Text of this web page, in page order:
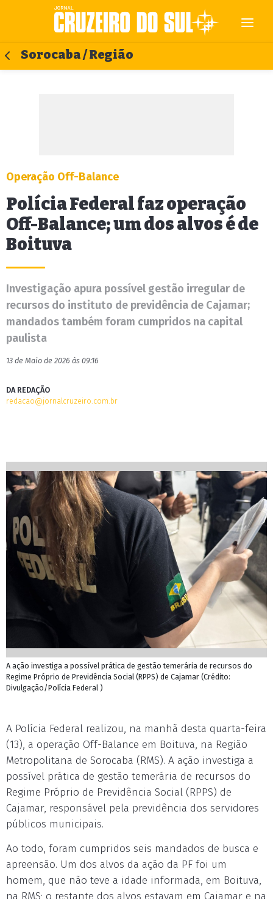
Sorocaba / Região
Operação Off-Balance
Polícia Federal faz operação
Off-Balance; um dos alvos é de
Boituva
Investigação apura possível gestão irregular de
recursos do instituto de previdência de Cajamar;
mandados também foram cumpridos na capital
paulista
13 de Maio de 2026 às 09:16
DA REDAÇÃO
redacao@jornalcruzeiro.com.br
A ação investiga a possível prática de gestão temerária de recursos do
Regime Próprio de Previdência Social (RPPS) de Cajamar (Crédito:
Divulgação/Polícia Federal )
A Polícia Federal realizou, na manhã desta quarta-feira
(13), a operação Off-Balance em Boituva, na Região
Metropolitana de Sorocaba (RMS). A ação investiga a
possível prática de gestão temerária de recursos do
Regime Próprio de Previdência Social (RPPS) de
Cajamar, responsável pela previdência dos servidores
públicos municipais.
Ao todo, foram cumpridos seis mandados de busca e
apreensão. Um dos alvos da ação da PF foi um
homem, que não teve a idade informada, em Boituva,
na RMS; o restante dos alvos estavam em Cajamar e na